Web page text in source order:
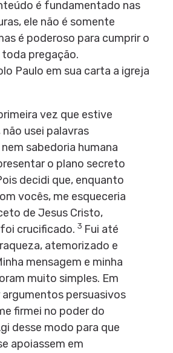
é fundamentado nas
ele não é somente
é poderoso para cumprir o
pregação.
Paulo em sua carta a igreja
vez que estive
usei palavras
sabedoria humana
o plano secreto
decidi que, enquanto
vocês, me esqueceria
de Jesus Cristo,
crucificado. 3 Fui até
atemorizado e
mensagem e minha
muito simples. Em
argumentos persuasivos
firmei no poder do
desse modo para que
apoiassem em